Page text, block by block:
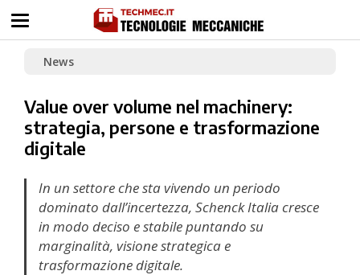
News
Value over volume nel machinery:
strategia, persone e trasformazione
digitale
In un settore che sta vivendo un periodo
dominato dall’incertezza, Schenck Italia cresce
in modo deciso e stabile puntando su
marginalità, visione strategica e
trasformazione digitale.